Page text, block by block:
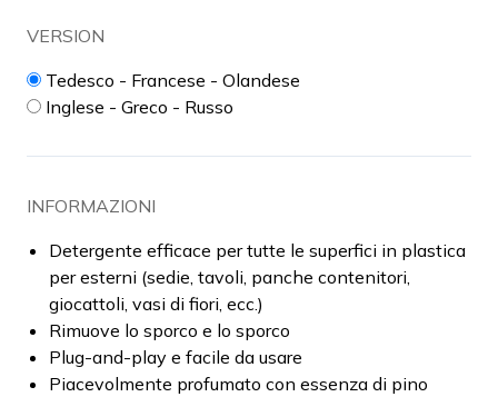
VERSION
Tedesco - Francese - Olandese
Inglese - Greco - Russo
INFORMAZIONI
Detergente efficace per tutte le superfici in plastica
per esterni (sedie, tavoli, panche contenitori,
giocattoli, vasi di fiori, ecc.)
Rimuove lo sporco e lo sporco
Plug-and-play e facile da usare
Piacevolmente profumato con essenza di pino